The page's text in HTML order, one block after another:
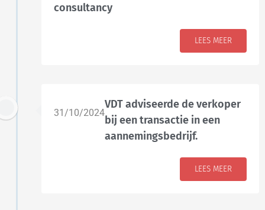
consultancy
LEES MEER
31/10/2024
VDT adviseerde de verkoper
bij een transactie in een
aannemingsbedrijf.
LEES MEER